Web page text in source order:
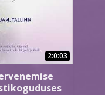
2:0:03